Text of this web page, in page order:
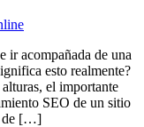
ir acompañada de una
esto realmente?
el importante
SEO de un sitio
de […]